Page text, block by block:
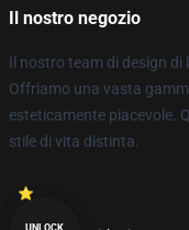
Il nostro negozio
Il nostro team di design di
Offriamo una vasta
esteticamente piacevole.
stile di vita distinta.
UNLOCK